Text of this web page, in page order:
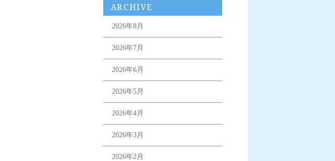
ARCHIVE
2026年8月
2026年7月
2026年6月
2026年5月
2026年4月
2026年3月
2026年2月